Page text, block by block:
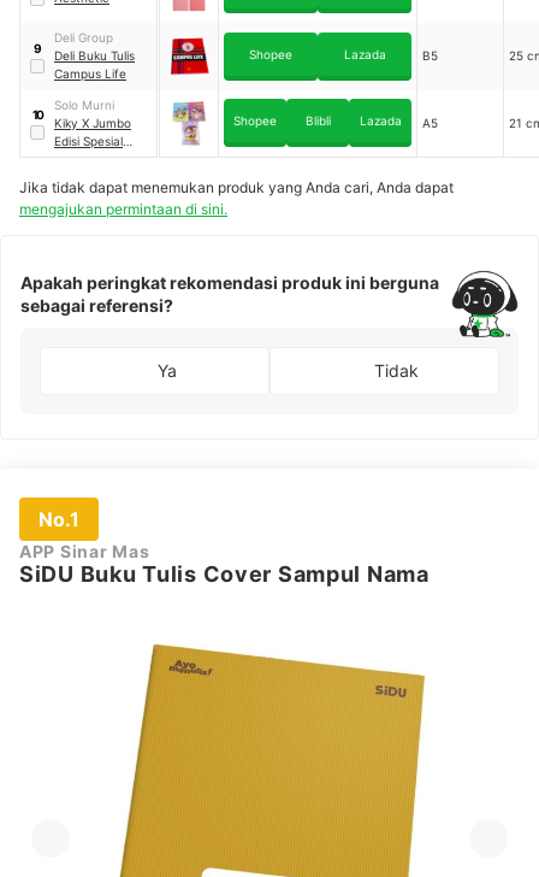
9
Deli Group
Deli Buku Tulis
Campus Life
Shopee Lazada B5 25
10
Solo Murni
Kiky X Jumbo
Edisi Spesial
Buku Tulis
Shopee Blibli Lazada A5 21
Jika tidak dapat menemukan produk yang Anda cari, Anda dapat
mengajukan permintaan di sini.
Apakah peringkat rekomendasi produk ini berguna
sebagai referensi?
Ya Tidak
No.1
APP Sinar Mas
SiDU Buku Tulis Cover Sampul Nama